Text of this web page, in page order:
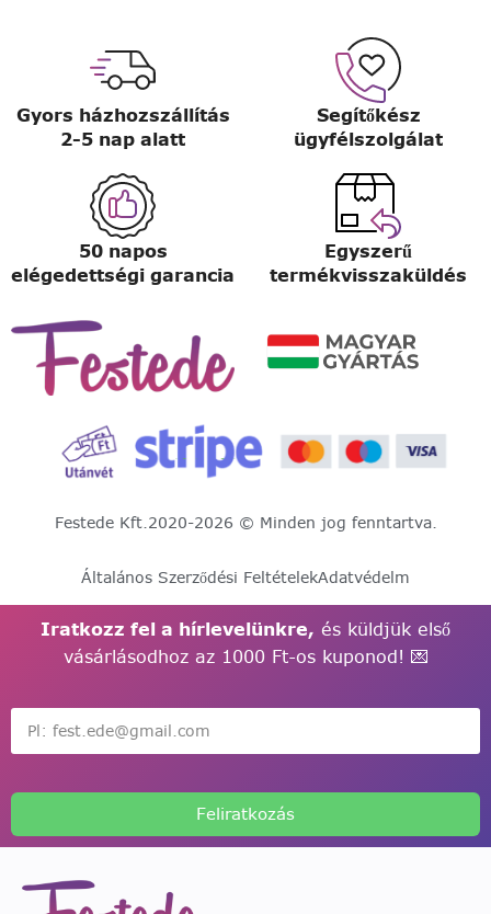
Gyors házhozszállítás
2-5 nap alatt
Segítőkész
ügyfélszolgálat
50 napos
elégedettségi garancia
Egyszerű
termékvisszaküldés
Festede Kft.2020-2026 © Minden jog fenntartva.
Általános Szerződési FeltételekAdatvédelm
Iratkozz fel a hírlevelünkre, és küldjük első
vásárlásodhoz az 1000 Ft-os kuponod! 💌
Feliratkozás